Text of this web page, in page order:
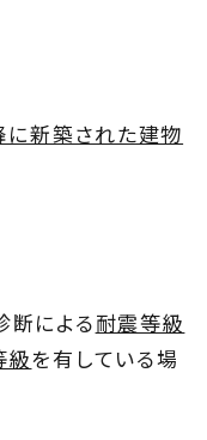
新築された建物
による耐震等級
級を有している場